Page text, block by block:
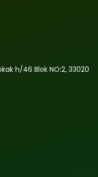
h/46 Blok NO:2, 33020